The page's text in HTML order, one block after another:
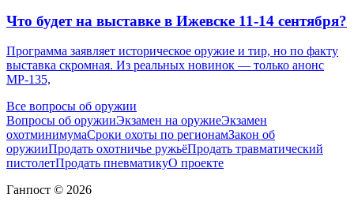
Что будет на выставке в Ижевске 11-14 сентября?
Программа заявляет историческое оружие и тир, но по факту
выставка скромная. Из реальных новинок — только анонс
МР-135,
Все вопросы об оружии
Вопросы об оружииЭкзамен на оружиеЭкзамен
охотминимумаСроки охоты по регионамЗакон об
оружииПродать охотничье ружьёПродать травматический
пистолетПродать пневматикуО проекте
Ганпост © 2026